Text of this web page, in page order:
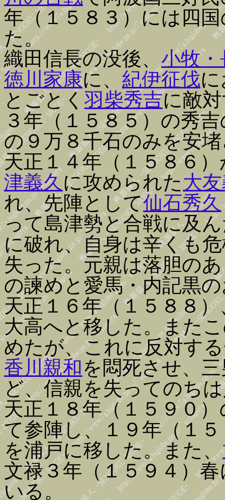
年（１５８３）には四
た。
織田信長の没後、 小牧
徳川家康に、 紀伊征伐
とごとく 羽柴秀吉に敵
３年（１５８５）の秀
の９万８千石のみを安
天正１４年（１５８６
津義久に攻められた大
れ、先陣として仙石秀久
って島津勢と合戦に及
に破れ、自身は辛くも
失った。元親は落胆の
の諫めと愛馬・内記黒
天正１６年（１５８８
大高へと移した。また
めたが、これに反対す
香川親和を悶死させ、
ど、信親を失ってのち
天正１８年（１５９０）
て参陣し、１９年（１
を浦戸に移した。また、
文禄３年（１５９４）
いる。